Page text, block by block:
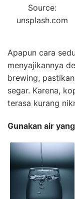
Source:
unsplash.com
Apapun cara
menyajikannya
brewing,
segar. Karena,
terasa kurang
Gunakan air